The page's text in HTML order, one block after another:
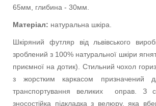
65мм, глибина - 30мм.
Матеріал: натуральна шкіра.
Шкіряний футляр від львівського
зроблений з 100% натуральної шкіри
приємної на дотик). Стильний чохол
з жорстким каркасом призначений
транспортування великих оправ. З
зносостійка підкладка з велюру, яка